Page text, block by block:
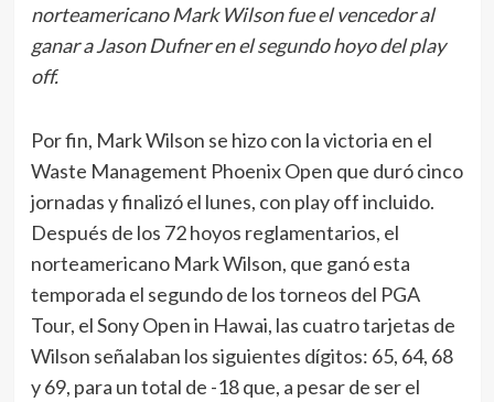
norteamericano Mark Wilson fue el vencedor al
ganar a Jason Dufner en el segundo hoyo del play
off.
Por fin, Mark Wilson se hizo con la victoria en el
Waste Management Phoenix Open que duró cinco
jornadas y finalizó el lunes, con play off incluido.
Después de los 72 hoyos reglamentarios, el
norteamericano Mark Wilson, que ganó esta
temporada el segundo de los torneos del PGA
Tour, el Sony Open in Hawai, las cuatro tarjetas de
Wilson señalaban los siguientes dígitos: 65, 64, 68
y 69, para un total de -18 que, a pesar de ser el